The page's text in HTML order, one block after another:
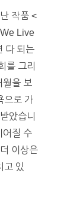
작품 <
Live
다 되는
를 그리
월을 보
으로 가
았습니
어질 수
이상은
고 있